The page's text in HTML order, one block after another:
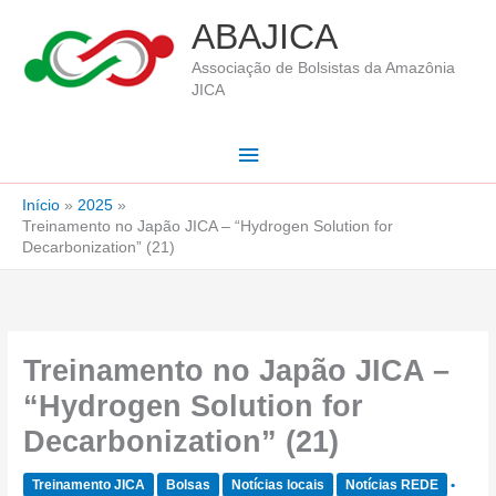
ABAJICA
Associação de Bolsistas da Amazônia
JICA
Menu
Início
2025
Treinamento no Japão JICA – “Hydrogen Solution for
Decarbonization” (21)
Treinamento no Japão JICA –
“Hydrogen Solution for
Decarbonization” (21)
Treinamento JICA Bolsas Notícias locais Notícias REDE
•